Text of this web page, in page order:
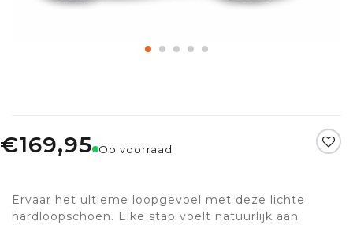
€169,95 Op voorraad
Ervaar het ultieme loopgevoel met deze lichte
hardloopschoen. Elke stap voelt natuurlijk aan